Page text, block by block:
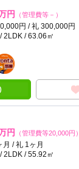
円 （管理費等－）
円 / 礼 300,000円
2LDK / 63.06㎡
ンタ
屋
円 （管理費等20,000円）
月 / 礼 1ヶ月
2LDK / 55.92㎡